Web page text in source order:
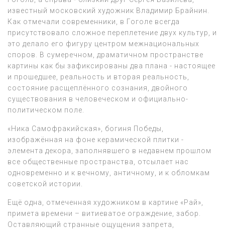
известный московский художник Владимир Брайнин.
Как отмечали современники, в Гоголе всегда
присутствовало сложное переплетение двух культур, и
это делало его фигуру центром межнациональных
споров. В сумеречном, драматичном пространстве
картины как бы зафиксированы два плана - настоящее
и прошедшее, реальность и вторая реальность,
состояние расщеплённого сознания, двойного
существования в человеческом и официально-
политическом поле.
«Ника Самофракийская», богиня Победы,
изображённая на фоне керамической плитки -
элемента декора, заполнявшего в недавнем прошлом
все общественные пространства, отсылает нас
одновременно и к вечному, античному, и к обломкам
советской истории.
Ещё одна, отмеченная художником в картине «Рай»,
примета времени – витиеватое ограждение, забор.
Оставляющий странные ощущения запрета,